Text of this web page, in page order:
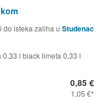
do isteka zaliha u Studenac
0,33 l black limeta 0,33 l
0,85 €
1,05 €